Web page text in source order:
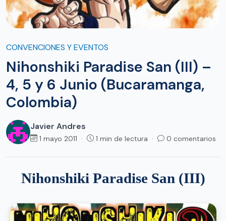
CONVENCIONES Y EVENTOS
Nihonshiki Paradise San (III) –
4, 5 y 6 Junio (Bucaramanga,
Colombia)
Javier Andres
1 mayo 2011 · 1 min de lectura · 0 comentarios
Nihonshiki Paradise San (III)